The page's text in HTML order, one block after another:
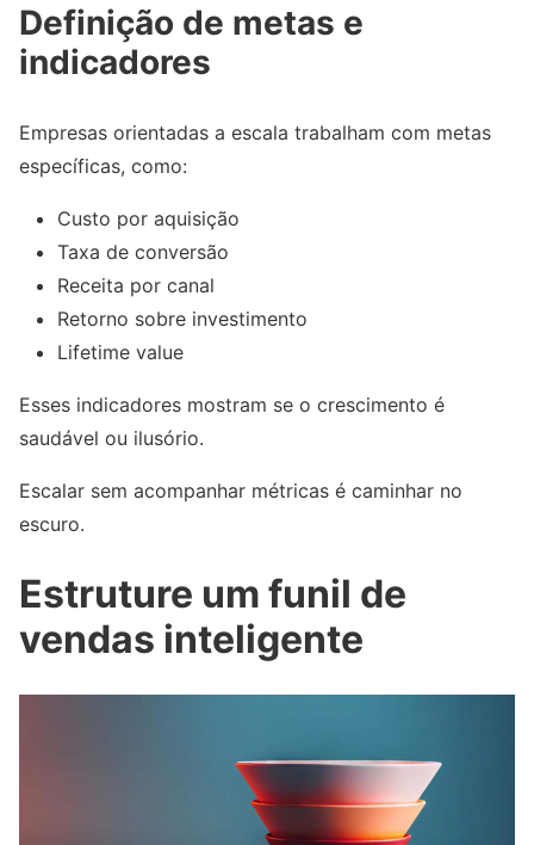
Definição de metas e
indicadores
Empresas orientadas a escala trabalham com metas
específicas, como:
Custo por aquisição
Taxa de conversão
Receita por canal
Retorno sobre investimento
Lifetime value
Esses indicadores mostram se o crescimento é
saudável ou ilusório.
Escalar sem acompanhar métricas é caminhar no
escuro.
Estruture um funil de
vendas inteligente